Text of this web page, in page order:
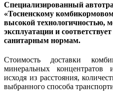
Специализированный
«Тосненскому
высокой технологичностью,
эксплуатации и
санитарным нормам.
Стоимость доставки
минеральных концентратов
исходя из расстояния,
выбранного способа